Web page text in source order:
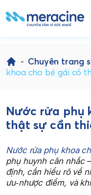
to
content
- Chuyên trang
khoa cho bé gái có
Nước rửa phụ
thật sự cần
Nước rửa phụ khoa
phụ huynh cân nhắc
định, cần hiểu rõ về
ưu‑nhược điểm, và